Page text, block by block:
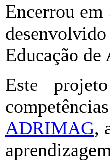
Encerrou
Educação de
Este
ADRIMAG,